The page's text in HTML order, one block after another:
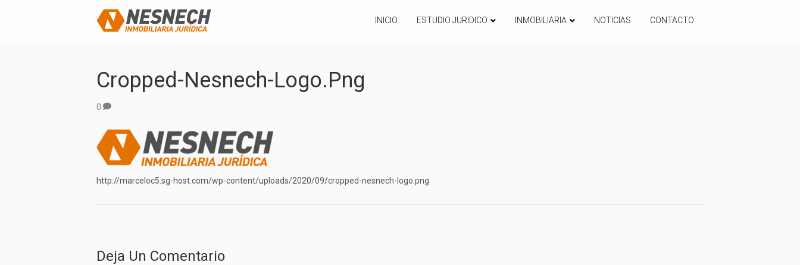
INICIO ESTUDIO JURIDICO INMOBILIARIA NOTICIAS CONTACTO
Cropped-Nesnech-Logo.png
0
http://marceloc5.sg-host.com/wp-content/uploads/2020/09/cropped-nesnech-logo.png
Deja Un Comentario